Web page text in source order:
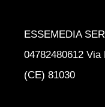
ESSEMEDIA
04782480612
(CE) 81030